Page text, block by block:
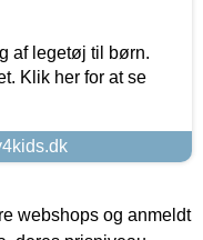
af legetøj til børn.
Klik her for at se
webshops og anmeldt